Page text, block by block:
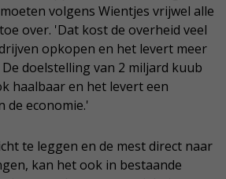
volgens Wientjes vrijwel alle
over. 'Dat kost de overheid veel
opkopen en het levert meer
doelstelling van 2 miljard kuub
haalbaar en het levert een
de economie.'
te leggen en de mest direct naar
kan het ook in bestaande